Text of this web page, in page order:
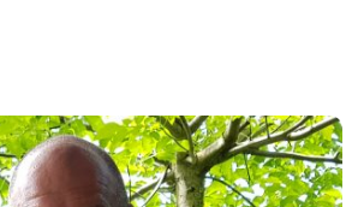
casa Calbucci